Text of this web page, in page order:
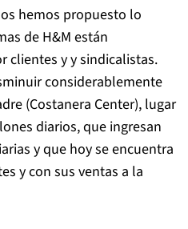
hemos propuesto lo
de H&M están
clientes y y sindicalistas.
considerablemente
(Costanera Center), lugar
diarios, que ingresan
y que hoy se encuentra
y con sus ventas a la